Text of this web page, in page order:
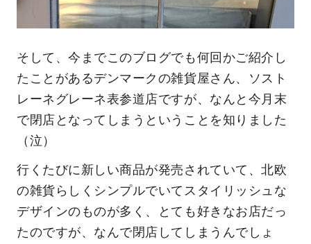
そして、今までこのブログでも何回かご紹介し
たことがあるデンマークの雑貨屋さん、ソスト
レーネグレーネ表参道店ですが、なんと今月末
で閉店となってしまうということを知りました
（泣）
行くたびに新しい商品が発売されていて、北欧
の雑貨らしくシンプルでいてスタイリッシュな
デザインのものが多く、とても好きなお店だっ
たのですが、なんで閉店してしまうんでしょ